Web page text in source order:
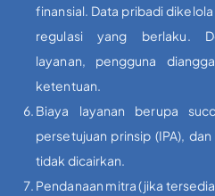
finansial. Data pribadi
regulasi yang berlaku.
layanan, pengguna
ketentuan.
Biaya layanan berupa
persetujuan prinsip (IPA),
tidak dicairkan.
Pendanaan mitra (jika